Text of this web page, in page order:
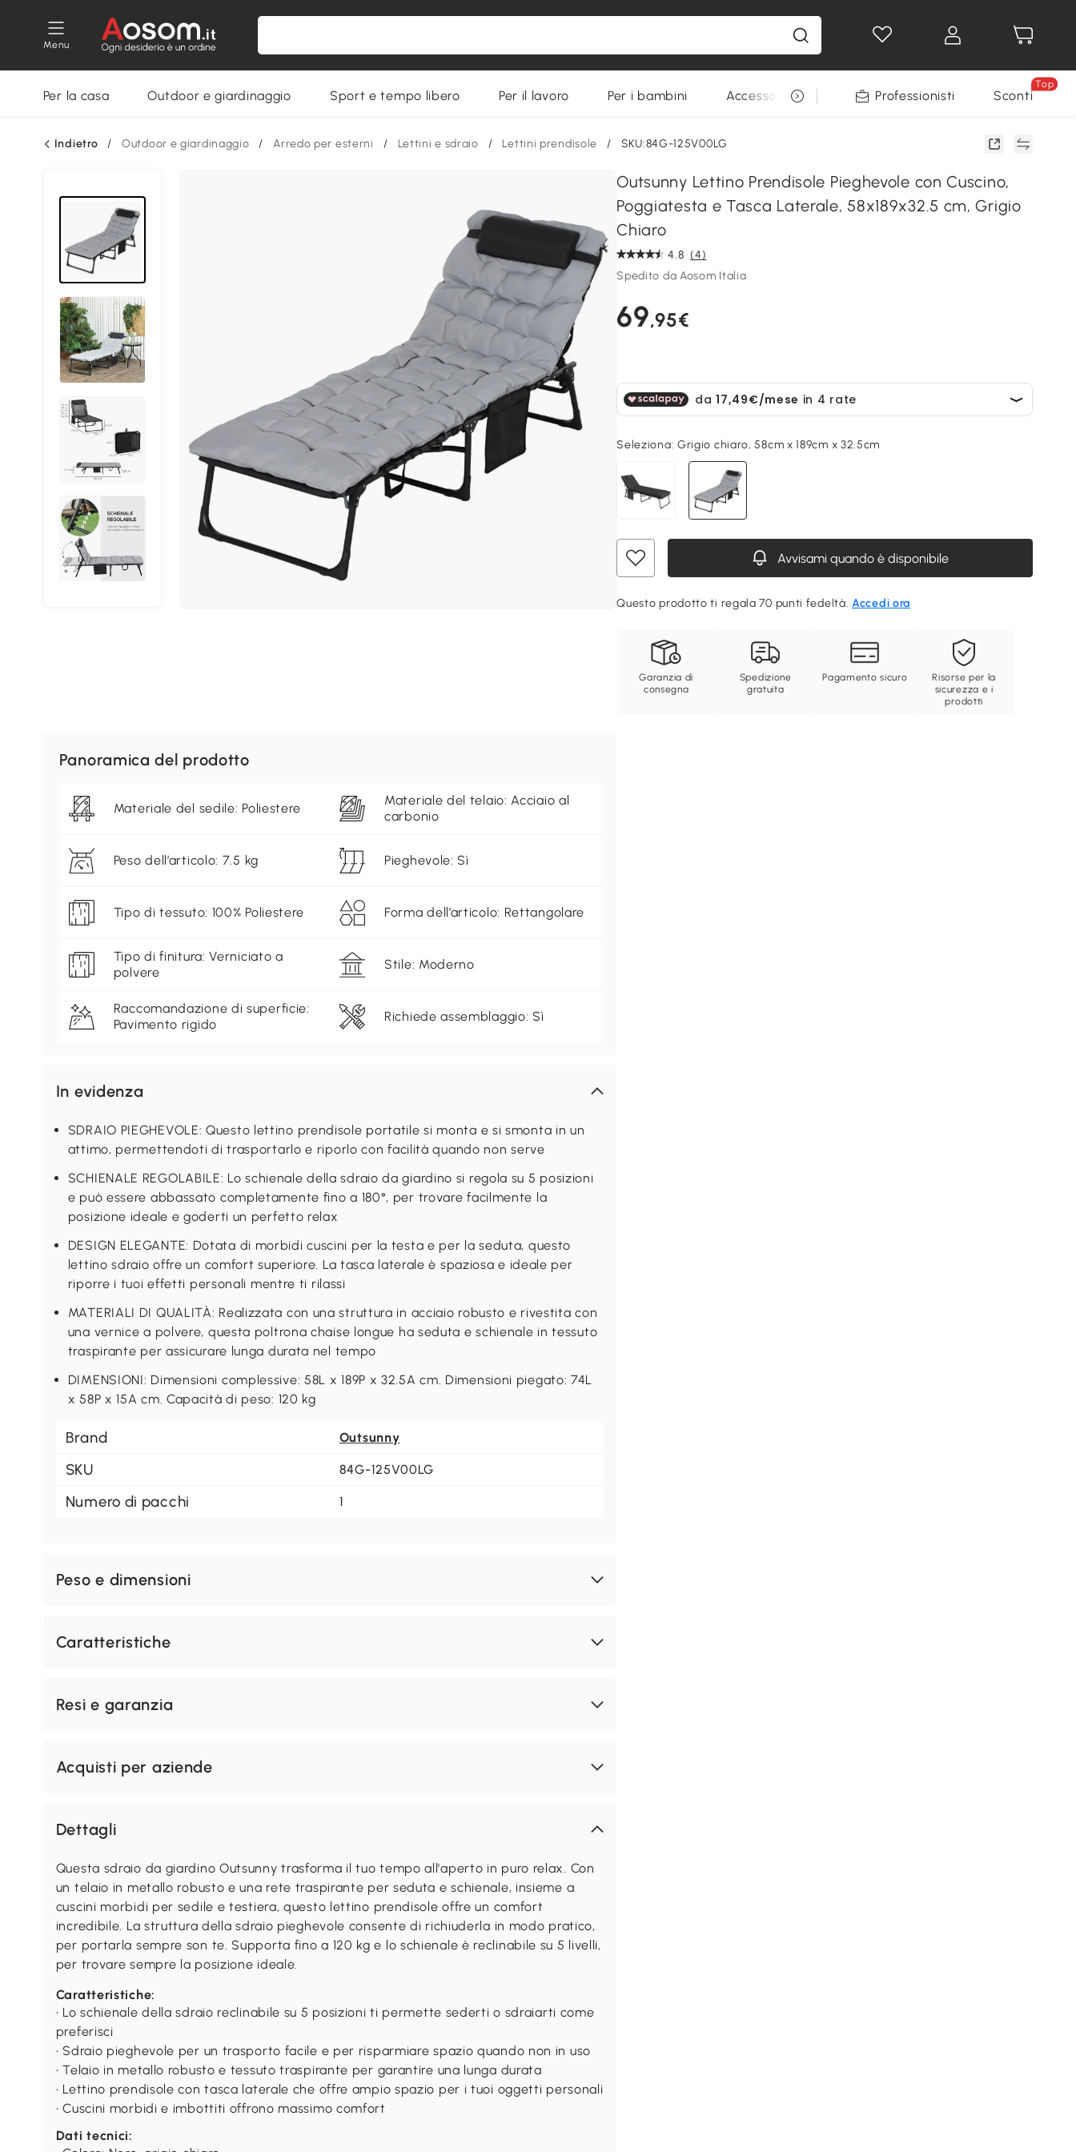
Menu
Per la casa Outdoor e giardinaggio Sport e tempo libero Per il lavoro Per i bambini Accessori per animali Professionisti Sconti
Top
Indietro / Outdoor e giardinaggio / Arredo per esterni / Lettini e sdraio / Lettini prendisole / SKU:84G-125V00LG
Outsunny Lettino Prendisole Pieghevole con Cuscino,
Poggiatesta e Tasca Laterale, 58x189x32.5 cm, Grigio
Chiaro
4.8 (4)
Spedito da Aosom Italia
69,95€
Seleziona: Grigio chiaro, 58cm x 189cm x 32.5cm
Avvisami quando è disponibile
Questo prodotto ti regala 70 punti fedeltà.Accedi ora
Garanzia di
consegna
Spedizione
gratuita
Pagamento sicuro
Risorse per la
sicurezza e i
prodotti
Panoramica del prodotto
Materiale del sedile: Poliestere
Materiale del telaio: Acciaio al
carbonio
Peso dell’articolo: 7.5 kg Pieghevole: Sì
Tipo di tessuto: 100% Poliestere Forma dell’articolo: Rettangolare
Tipo di finitura: Verniciato a
polvere
Stile: Moderno
Raccomandazione di superficie:
Pavimento rigido
Richiede assemblaggio: Sì
In evidenza
SDRAIO PIEGHEVOLE: Questo lettino prendisole portatile si monta e si smonta in un
attimo, permettendoti di trasportarlo e riporlo con facilità quando non serve
SCHIENALE REGOLABILE: Lo schienale della sdraio da giardino si regola su 5 posizioni
e può essere abbassato completamente fino a 180°, per trovare facilmente la
posizione ideale e goderti un perfetto relax
DESIGN ELEGANTE: Dotata di morbidi cuscini per la testa e per la seduta, questo
lettino sdraio offre un comfort superiore. La tasca laterale è spaziosa e ideale per
riporre i tuoi effetti personali mentre ti rilassi
MATERIALI DI QUALITÀ: Realizzata con una struttura in acciaio robusto e rivestita con
una vernice a polvere, questa poltrona chaise longue ha seduta e schienale in tessuto
traspirante per assicurare lunga durata nel tempo
DIMENSIONI: Dimensioni complessive: 58L x 189P x 32.5A cm. Dimensioni piegato: 74L
x 58P x 15A cm. Capacità di peso: 120 kg
Brand Outsunny
SKU 84G-125V00LG
Numero di pacchi 1
Peso e dimensioni
Caratteristiche
Resi e garanzia
Acquisti per aziende
Dettagli
Questa sdraio da giardino Outsunny trasforma il tuo tempo all'aperto in puro relax. Con
un telaio in metallo robusto e una rete traspirante per seduta e schienale, insieme a
cuscini morbidi per sedile e testiera, questo lettino prendisole offre un comfort
incredibile. La struttura della sdraio pieghevole consente di richiuderla in modo pratico,
per portarla sempre son te. Supporta fino a 120 kg e lo schienale è reclinabile su 5 livelli,
per trovare sempre la posizione ideale.
Caratteristiche:
• Lo schienale della sdraio reclinabile su 5 posizioni ti permette sederti o sdraiarti come
preferisci
• Sdraio pieghevole per un trasporto facile e per risparmiare spazio quando non in uso
• Telaio in metallo robusto e tessuto traspirante per garantire una lunga durata
• Lettino prendisole con tasca laterale che offre ampio spazio per i tuoi oggetti personali
• Cuscini morbidi e imbottiti offrono massimo comfort
Dati tecnici: